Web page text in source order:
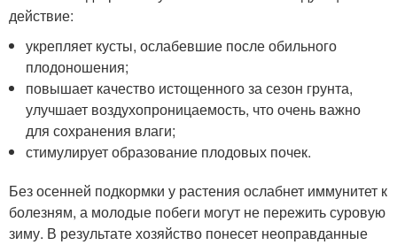
действие:
укрепляет кусты, ослабевшие после обильного
плодоношения;
повышает качество истощенного за сезон грунта,
улучшает воздухопроницаемость, что очень важно
для сохранения влаги;
стимулирует образование плодовых почек.
Без осенней подкормки у растения ослабнет иммунитет к
болезням, а молодые побеги могут не пережить суровую
зиму. В результате хозяйство понесет неоправданные